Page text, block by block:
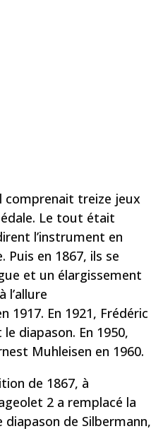
comprenait treize jeux
Le tout était
l’instrument en
en 1867, ils se
et un élargissement
l’allure
En 1921, Frédéric
diapason. En 1950,
Muhleisen en 1960.
de 1867, à
2 a remplacé la
de Silbermann,